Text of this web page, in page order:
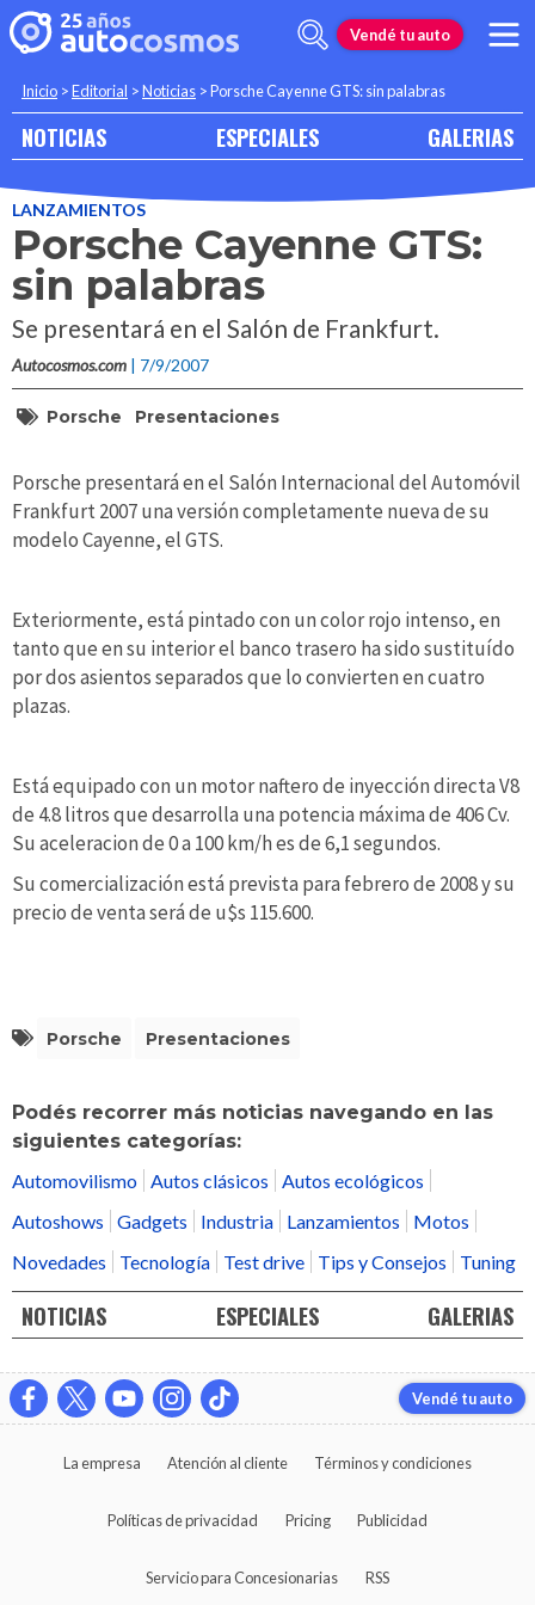
Vendé tu auto
Inicio >Editorial >Noticias >Porsche Cayenne GTS: sin palabras
NOTICIAS ESPECIALES GALERIAS
LANZAMIENTOS
Porsche Cayenne GTS:
sin palabras
Se presentará en el Salón de Frankfurt.
Autocosmos.com | 7/9/2007
Porsche Presentaciones
Porsche presentará en el Salón Internacional del Automóvil
Frankfurt 2007 una versión completamente nueva de su
modelo Cayenne, el GTS.
Exteriormente, está pintado con un color rojo intenso, en
tanto que en su interior el banco trasero ha sido sustituído
por dos asientos separados que lo convierten en cuatro
plazas.
Está equipado con un motor naftero de inyección directa V8
de 4.8 litros que desarrolla una potencia máxima de 406 Cv.
Su aceleracion de 0 a 100 km/h es de 6,1 segundos.
Su comercialización está prevista para febrero de 2008 y su
precio de venta será de u$s 115.600.
Porsche Presentaciones
Podés recorrer más noticias navegando en las
siguientes categorías:
Automovilismo Autos clásicos
Autos ecológicos
Autoshows
Gadgets Industria Lanzamientos
Motos
Novedades
Tecnología Test drive Tips y Consejos Tuning
NOTICIAS ESPECIALES GALERIAS
Vendé tu auto
La empresa Atención al cliente Términos y condiciones
Políticas de privacidad Pricing Publicidad
Servicio para Concesionarias RSS